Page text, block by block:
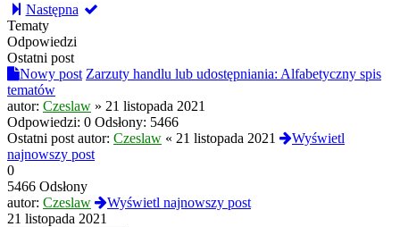
Następna
Tematy
Odpowiedzi
Ostatni post
Nowy post Zarzuty handlu lub udostępniania: Alfabetyczny spis
tematów
autor: Czeslaw » 21 listopada 2021
Odpowiedzi: 0 Odsłony: 5466
Ostatni post autor: Czeslaw « 21 listopada 2021
Wyświetl
najnowszy post
0
5466 Odsłony
autor: Czeslaw
Wyświetl najnowszy post
21 listopada 2021